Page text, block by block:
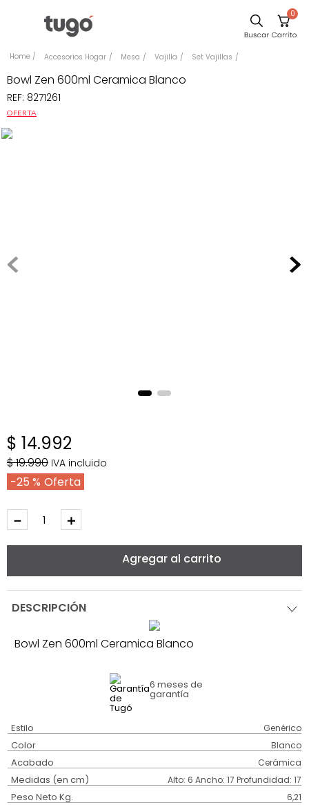
0
Accesorios Hogar Mesa Vajilla Set Vajillas
Bowl Zen 600ml Ceramica Blanco
REF: 8271261
OFERTA
$ 14.992
$19.990 IVA incluido
25 %
＋
－
Agregar al carrito
DESCRIPCIÓN
Bowl Zen 600ml Ceramica Blanco
6 meses de
garantía
Estilo Genérico
Color Blanco
Acabado Cerámica
Medidas (en cm) Alto: 6 Ancho: 17 Profundidad: 17
Peso Neto Kg. 6,21
Escritorio
Sillas